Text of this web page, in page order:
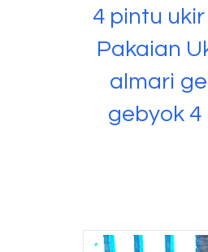
4 pintu
Pakaian
almari
gebyok